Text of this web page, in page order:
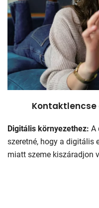
Kontaktlencse
Digitális környezethez: A
szeretné, hogy a digitális
miatt szeme kiszáradjon